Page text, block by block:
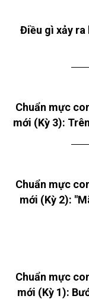
Điều gì xảy ra
Chuẩn mực
mới (Kỳ 3):
Chuẩn mực
mới (Kỳ 2):
Chuẩn mực
mới (Kỳ 1):